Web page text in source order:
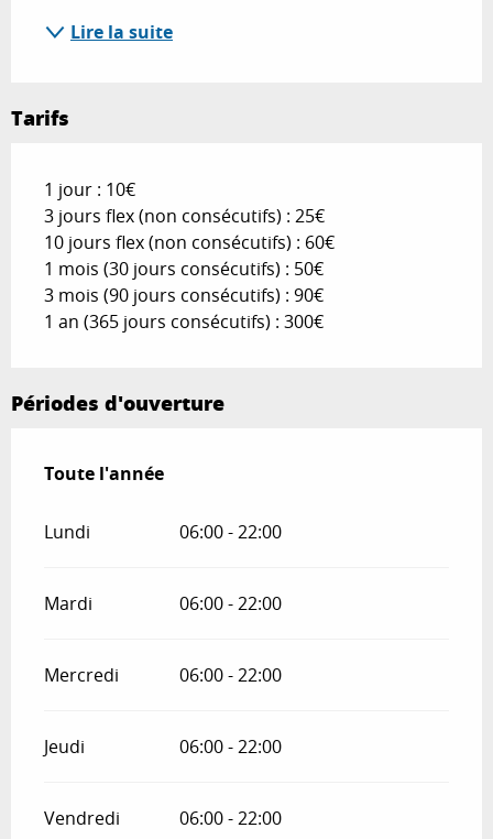
Lire la suite
Tarifs
1 jour : 10€
3 jours flex (non consécutifs) : 25€
10 jours flex (non consécutifs) : 60€
1 mois (30 jours consécutifs) : 50€
3 mois (90 jours consécutifs) : 90€
1 an (365 jours consécutifs) : 300€
Périodes d'ouverture
Toute l'année
Toute l'année
Lundi 06:00 - 22:00
Mardi 06:00 - 22:00
Mercredi 06:00 - 22:00
Jeudi 06:00 - 22:00
Vendredi 06:00 - 22:00